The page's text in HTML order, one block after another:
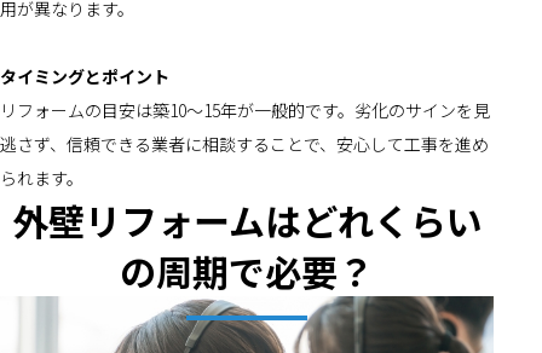
用が異なります。
タイミングとポイント
リフォームの目安は築10～15年が一般的です。劣化のサインを見
逃さず、信頼できる業者に相談することで、安心して工事を進め
られます。
外壁リフォームはどれくらい
の周期で必要？